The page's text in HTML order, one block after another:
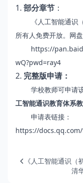
1. 部分章节 ：
《人工智能通
所有人免费开放。网
https://
wQ?pwd=ray4
2. 完整版申请：
学校教师可申请
工智能通识教育体系
申请表链接：
https://docs.qq.com/
《人工智能通识（
清